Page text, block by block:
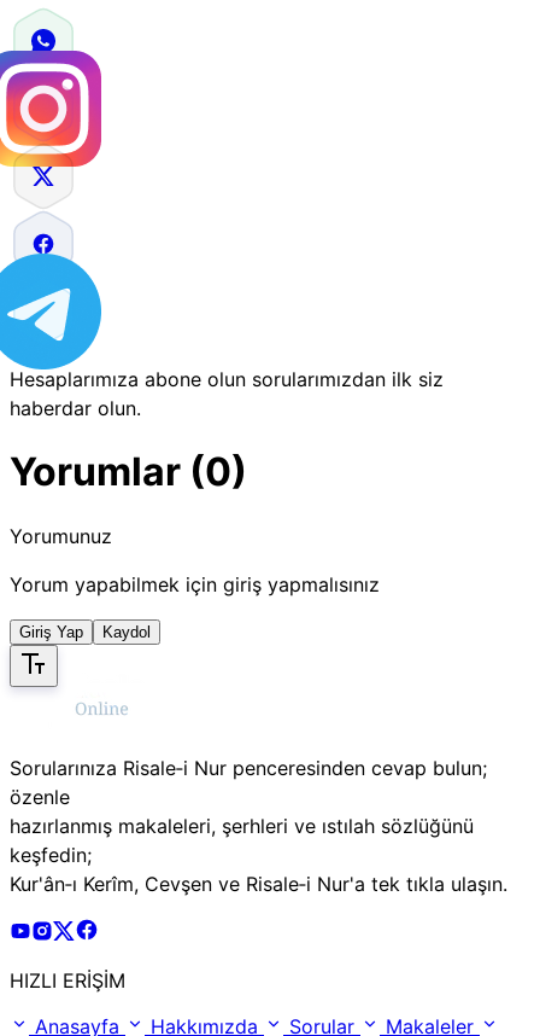
Hesaplarımıza abone olun sorularımızdan ilk siz
haberdar olun.
Yorumlar (0)
Yorumunuz
Yorum yapabilmek için giriş yapmalısınız
Giriş Yap Kaydol
Sorularınıza Risale‑i Nur penceresinden cevap bulun;
özenle
hazırlanmış makaleleri, şerhleri ve ıstılah sözlüğünü
keşfedin;
Kur'ân‑ı Kerîm, Cevşen ve Risale‑i Nur'a tek tıkla ulaşın.
Risale Online Youtube Hesabı
Risale Online Instagram Hesabı
Risale Online X Hesabı
HIZLI ERİŞİM
Anasayfa
Hakkımızda Sorular Makaleler